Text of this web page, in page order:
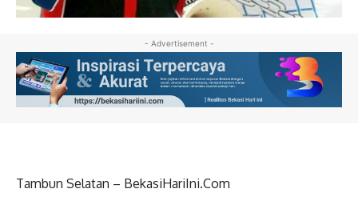
- Advertisement -
Tambun Selatan – BekasiHariIni.Com